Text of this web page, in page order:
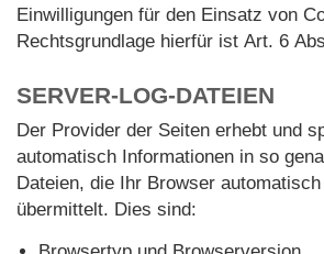
Einwilligungen für den Einsatz von
Rechtsgrundlage hierfür ist Art. 6
SERVER-LOG-DATEIEN
Der Provider der Seiten erhebt und
automatisch Informationen in so
Dateien, die Ihr Browser
übermittelt. Dies sind: